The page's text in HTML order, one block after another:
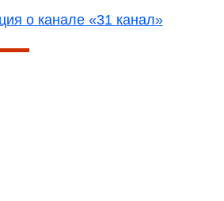
о канале «31 канал»